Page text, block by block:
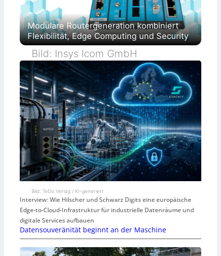
Modulare Routergeneration kombiniert
Flexibilität, Edge Computing und Security
Bild: Insys Icom GmbH
Bild: TeDo Verlag / KI-generiert
Interview: Wie Hilscher und Schwarz Digits eine europäische
Edge-to-Cloud-Infrastruktur für industrielle Datenräume und
digitale Services aufbauen
Datensouveränität beginnt an der Maschine